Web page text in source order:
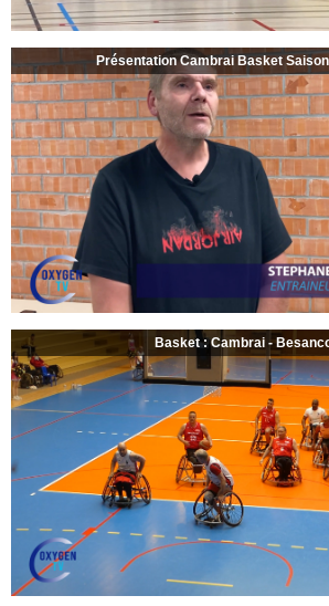
Présentation Cambrai Basket
Basket : Cambrai -